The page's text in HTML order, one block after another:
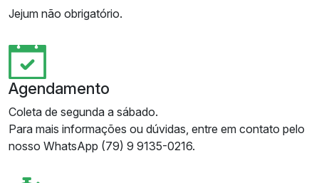
Jejum não obrigatório.
Agendamento
Coleta de segunda a sábado.
Para mais informações ou dúvidas, entre em contato pelo
nosso WhatsApp (79) 9 9135-0216.